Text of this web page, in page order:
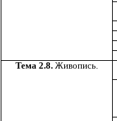
Тема 2.8. Живопись.